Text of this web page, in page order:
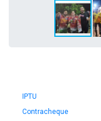
IPTU
Contracheque